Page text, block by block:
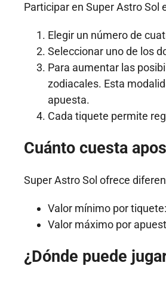
Participar en Super Astro Sol
Elegir un número de
Seleccionar uno de los
Para aumentar las
zodiacales. Esta
apuesta.
Cada tiquete permite
Cuánto cuesta
Super Astro Sol ofrece
Valor mínimo por
Valor máximo por
¿Dónde puede